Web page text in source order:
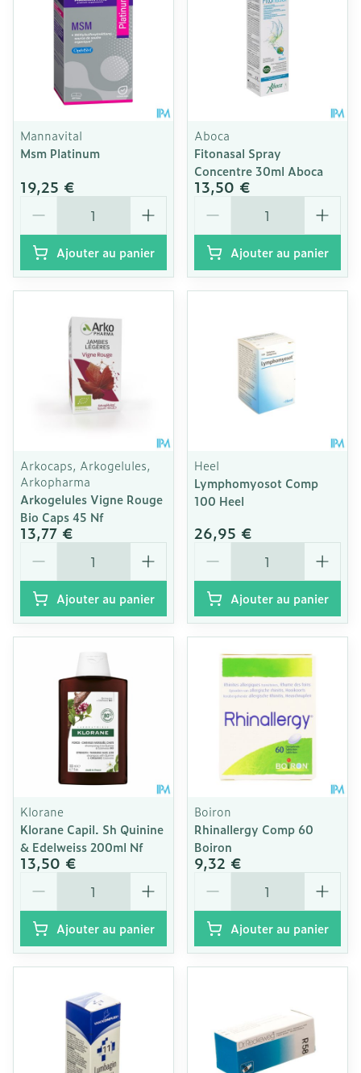
Mannavital
Msm Platinum
19,25 €
Ajouter au panier
Aboca
Fitonasal Spray
Concentre 30ml Aboca
13,50 €
Ajouter au panier
Arkocaps, Arkogelules,
Arkopharma
Arkogelules Vigne Rouge
Bio Caps 45 Nf
13,77 €
Ajouter au panier
Heel
Lymphomyosot Comp
100 Heel
26,95 €
Ajouter au panier
Klorane
Klorane Capil. Sh Quinine
& Edelweiss 200ml Nf
13,50 €
Ajouter au panier
Boiron
Rhinallergy Comp 60
Boiron
9,32 €
Ajouter au panier